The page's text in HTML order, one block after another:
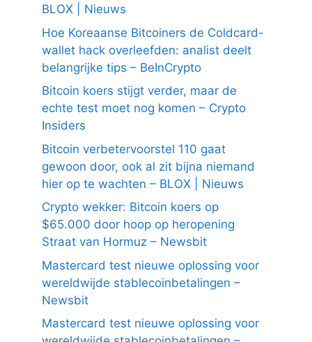
BLOX | Nieuws
Hoe Koreaanse Bitcoiners de Coldcard-
wallet hack overleefden: analist deelt
belangrijke tips – BeInCrypto
Bitcoin koers stijgt verder, maar de
echte test moet nog komen – Crypto
Insiders
Bitcoin verbetervoorstel 110 gaat
gewoon door, ook al zit bijna niemand
hier op te wachten – BLOX | Nieuws
Crypto wekker: Bitcoin koers op
$65.000 door hoop op heropening
Straat van Hormuz – Newsbit
Mastercard test nieuwe oplossing voor
wereldwijde stablecoinbetalingen –
Newsbit
Mastercard test nieuwe oplossing voor